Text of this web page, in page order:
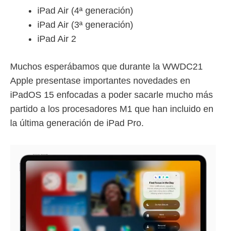
iPad Air (4ª generación)
iPad Air (3ª generación)
iPad Air 2
Muchos esperábamos que durante la WWDC21
Apple presentase importantes novedades en
iPadOS 15 enfocadas a poder sacarle mucho más
partido a los procesadores M1 que han incluido en
la última generación de iPad Pro.